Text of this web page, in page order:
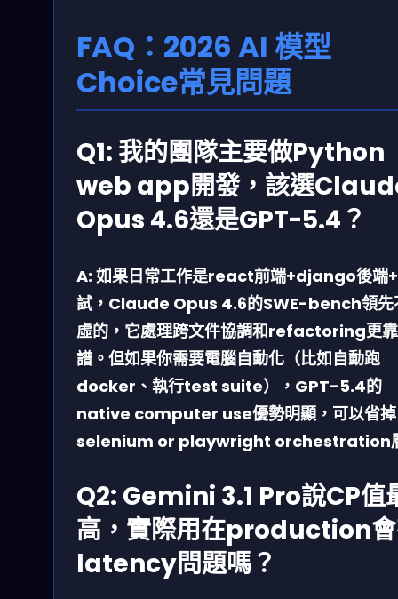
FAQ：2026 AI 模型
Choice常見問題
Q1: 我的團隊主要做Python
web app開發，該選
Opus 4.6還是GPT-5.4？
A: 如果日常工作是react前端+django後端
試，Claude Opus 4.6的SWE-bench領先
虛的，它處理跨文件協調和refactoring更靠
譜。但如果你需要電腦自動化（比如自動跑
docker、執行test suite），GPT-5.4的
native computer use優勢明顯，可以省掉
selenium or playwright orchestration
Q2: Gemini 3.1 Pro說CP值
高，實際用在production
latency問題嗎？